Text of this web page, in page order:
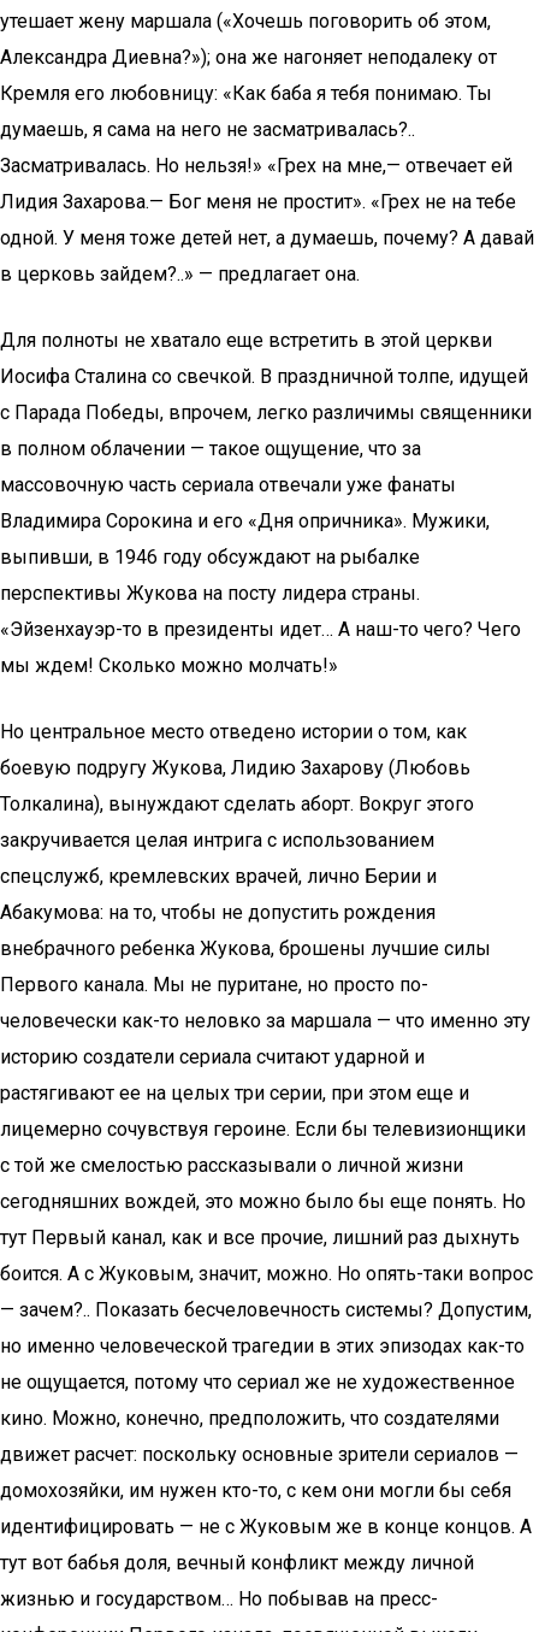
утешает жену маршала («Хочешь поговорить об этом,
Александра Диевна?»); она же нагоняет неподалеку от
Кремля его любовницу: «Как баба я тебя понимаю. Ты
думаешь, я сама на него не засматривалась?..
Засматривалась. Но нельзя!» «Грех на мне,— отвечает ей
Лидия Захарова.— Бог меня не простит». «Грех не на тебе
одной. У меня тоже детей нет, а думаешь, почему? А давай
в церковь зайдем?..» — предлагает она.
Для полноты не хватало еще встретить в этой церкви
Иосифа Сталина со свечкой. В праздничной толпе, идущей
с Парада Победы, впрочем, легко различимы священники
в полном облачении — такое ощущение, что за
массовочную часть сериала отвечали уже фанаты
Владимира Сорокина и его «Дня опричника». Мужики,
выпивши, в 1946 году обсуждают на рыбалке
перспективы Жукова на посту лидера страны.
«Эйзенхауэр-то в президенты идет… А наш-то чего? Чего
мы ждем! Сколько можно молчать!»
Но центральное место отведено истории о том, как
боевую подругу Жукова, Лидию Захарову (Любовь
Толкалина), вынуждают сделать аборт. Вокруг этого
закручивается целая интрига с использованием
спецслужб, кремлевских врачей, лично Берии и
Абакумова: на то, чтобы не допустить рождения
внебрачного ребенка Жукова, брошены лучшие силы
Первого канала. Мы не пуритане, но просто по-
человечески как-то неловко за маршала — что именно эту
историю создатели сериала считают ударной и
растягивают ее на целых три серии, при этом еще и
лицемерно сочувствуя героине. Если бы телевизионщики
с той же смелостью рассказывали о личной жизни
сегодняшних вождей, это можно было бы еще понять. Но
тут Первый канал, как и все прочие, лишний раз дыхнуть
боится. А с Жуковым, значит, можно. Но опять-таки вопрос
— зачем?.. Показать бесчеловечность системы? Допустим,
но именно человеческой трагедии в этих эпизодах как-то
не ощущается, потому что сериал же не художественное
кино. Можно, конечно, предположить, что создателями
движет расчет: поскольку основные зрители сериалов —
домохозяйки, им нужен кто-то, с кем они могли бы себя
идентифицировать — не с Жуковым же в конце концов. А
тут вот бабья доля, вечный конфликт между личной
жизнью и государством… Но побывав на пресс-